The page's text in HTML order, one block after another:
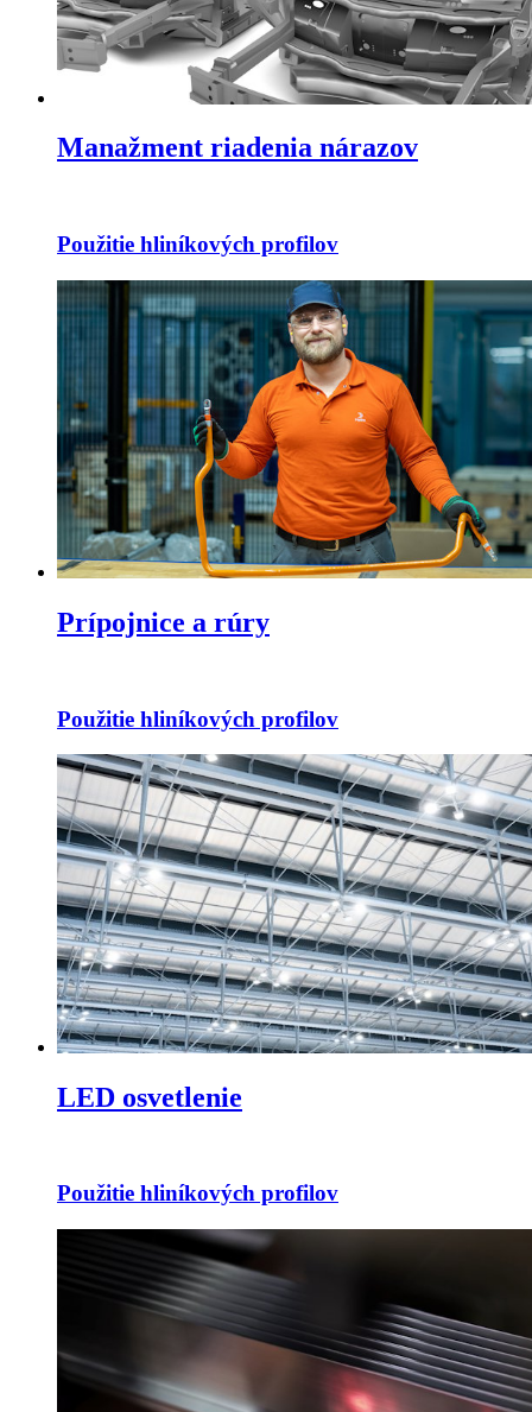
Manažment riadenia nárazov
Použitie hliníkových profilov
Prípojnice a rúry
Použitie hliníkových profilov
LED osvetlenie
Použitie hliníkových profilov